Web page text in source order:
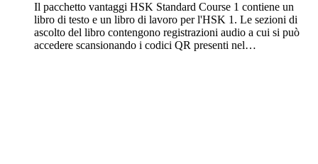
Il pacchetto vantaggi HSK Standard Course 1 contiene un
libro di testo e un libro di lavoro per l'HSK 1. Le sezioni di
ascolto del libro contengono registrazioni audio a cui si può
accedere scansionando i codici QR presenti nel…